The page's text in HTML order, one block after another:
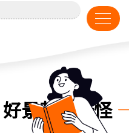
景莊有妖怪